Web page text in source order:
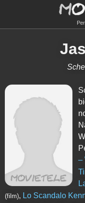
–
(film), Lo Scandalo